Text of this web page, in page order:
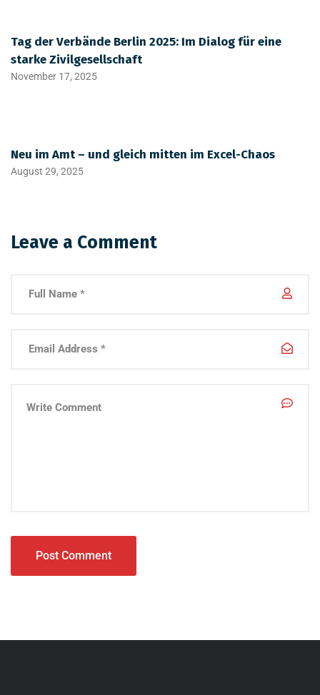
Tag der Verbände Berlin 2025: Im Dialog für eine
starke Zivilgesellschaft
November 17, 2025
Neu im Amt – und gleich mitten im Excel-Chaos
August 29, 2025
Leave a Comment